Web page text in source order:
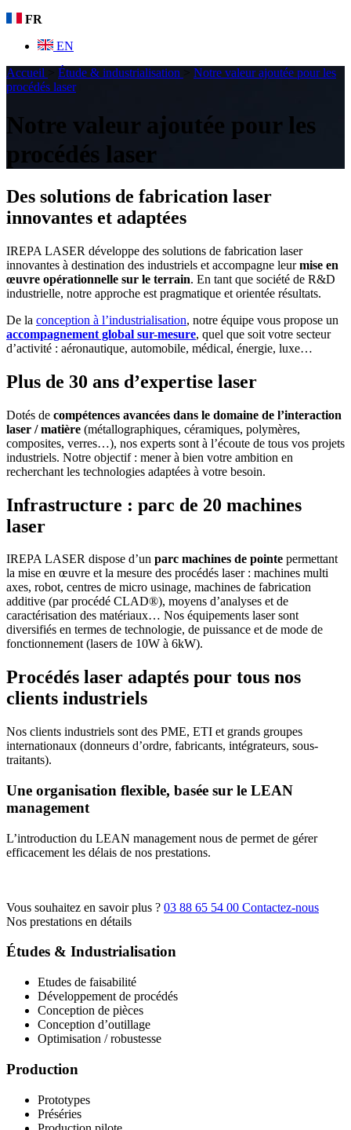
FR
EN
Accueil
> Étude & industrialisation > Notre valeur ajoutée pour les
procédés laser
Notre valeur ajoutée pour les
procédés laser
Des solutions de fabrication laser
innovantes et adaptées
IREPA LASER développe des solutions de fabrication laser
innovantes à destination des industriels et accompagne leurmise en
œuvre opérationnelle sur le terrain. En tant que société de R&D
industrielle, notre approche est pragmatique et orientée résultats.
De la conception à l’industrialisation, notre équipe vous propose un
accompagnement global sur-mesure, quel que soit votre secteur
d’activité : aéronautique, automobile, médical, énergie, luxe…
Plus de 30 ans d’expertise laser
Dotés de compétences avancées dans le domaine de l’interaction
laser / matière (métallographiques, céramiques, polymères,
composites, verres…), nos experts sont à l’écoute de tous vos projets
industriels. Notre objectif : mener à bien votre ambition en
recherchant les technologies adaptées à votre besoin.
Infrastructure : parc de 20 machines
laser
IREPA LASER dispose d’un parc machines de pointe permettant
la mise en œuvre et la mesure des procédés laser : machines multi
axes, robot, centres de micro usinage, machines de fabrication
additive (par procédé CLAD®), moyens d’analyses et de
caractérisation des matériaux… Nos équipements laser sont
diversifiés en termes de technologie, de puissance et de mode de
fonctionnement (lasers de 10W à 6kW).
Procédés laser adaptés pour tous nos
clients industriels
Nos clients industriels sont des PME, ETI et grands groupes
internationaux (donneurs d’ordre, fabricants, intégrateurs, sous-
traitants).
Une organisation flexible, basée sur le LEAN
management
L’introduction du LEAN management nous de permet de gérer
efficacement les délais de nos prestations.
Vous souhaitez en savoir plus ? 03 88 65 54 00 Contactez-nous
Nos prestations en détails
Études & Industrialisation
Etudes de faisabilité
Développement de procédés
Conception de pièces
Conception d’outillage
Optimisation / robustesse
Production
Prototypes
Préséries